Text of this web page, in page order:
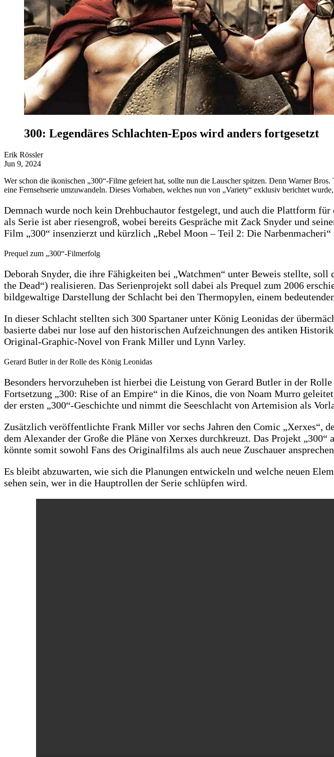
300: Legendäres Schlachten-Epos wird anders fortgesetzt
Erik Rössler
Jun 9, 2024
Wer schon die ikonischen „300“-Filme gefeiert hat, sollte nun die Lauscher spitzen. Denn Warner
eine Fernsehserie umzuwandeln. Dieses Vorhaben, welches nun von „Variety“ exklusiv berichtet
Demnach wurde noch kein Drehbuchautor festgelegt, und auch die Plattform
als Serie ist aber riesengroß, wobei bereits Gespräche mit Zack Snyder und
Film „300“ insenzierzt und kürzlich „Rebel Moon – Teil 2: Die
Prequel zum „300“-Filmerfolg
Deborah Snyder, die ihre Fähigkeiten bei „Watchmen“ unter Beweis stellte,
the Dead“) realisieren. Das Serienprojekt soll dabei als Prequel zum 2006
bildgewaltige Darstellung der Schlacht bei den Thermopylen, einem
In dieser Schlacht stellten sich 300 Spartaner unter König Leonidas der
basierte dabei nur lose auf den historischen Aufzeichnungen des antiken
Original-Graphic-Novel von Frank Miller und Lynn Varley.
Gerard Butler in der Rolle des König Leonidas
Besonders hervorzuheben ist hierbei die Leistung von Gerard Butler in der
Fortsetzung „300: Rise of an Empire“ in die Kinos, die von Noam Murro
der ersten „300“-Geschichte und nimmt die Seeschlacht von Artemision als
Zusätzlich veröffentlichte Frank Miller vor sechs Jahren den Comic „Xerxes“,
dem Alexander der Große die Pläne von Xerxes durchkreuzt. Das Projekt
könnte somit sowohl Fans des Originalfilms als auch neue Zuschauer
Es bleibt abzuwarten, wie sich die Planungen entwickeln und welche neuen
sehen sein, wer in die Hauptrollen der Serie schlüpfen wird.